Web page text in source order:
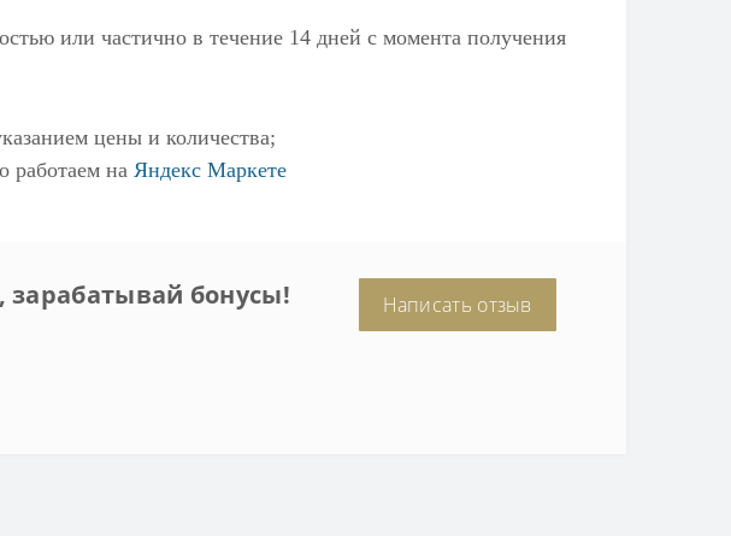
или частично в течение 14 дней с момента получения
цены и количества;
работаем на Яндекс Маркете
зарабатывай бонусы! Написать отзыв